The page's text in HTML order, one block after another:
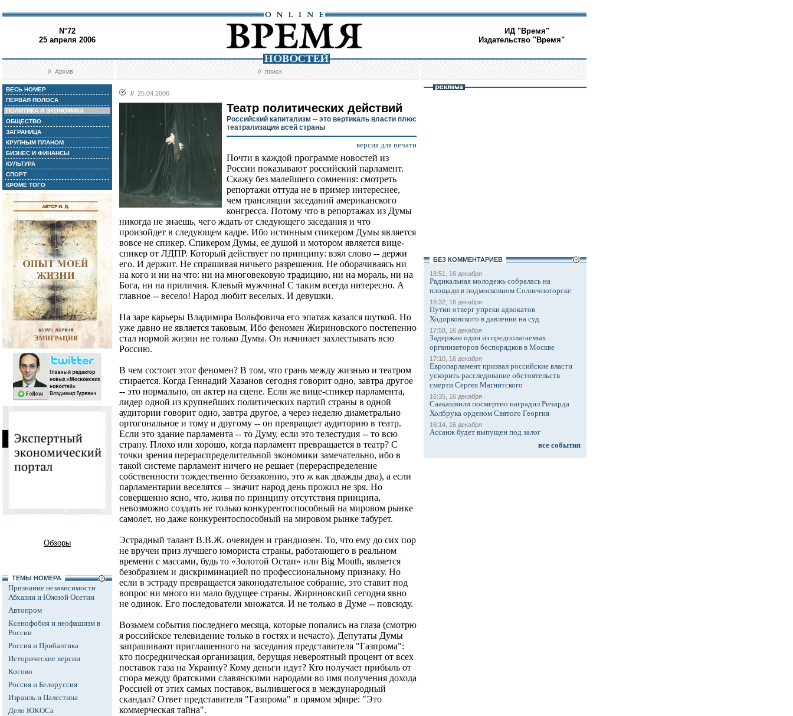
N°72
25 апреля 2006
ИД "Время"
Издательство "Время"
//Архив //поиск
ВЕСЬ НОМЕР
ПЕРВАЯ ПОЛОСА
ПОЛИТИКА И ЭКОНОМИКА
ОБЩЕСТВО
ЗАГРАНИЦА
КРУПНЫМ ПЛАНОМ
БИЗНЕС И ФИНАНСЫ
КУЛЬТУРА
СПОРТ
КРОМЕ ТОГО
Обзоры
ТЕМЫ НОМЕРА
Признание независимости
Абхазии и Южной Осетии
Автопром
Ксенофобия и неофашизм в
России
Россия и Прибалтика
Исторические версии
Косово
Россия и Белоруссия
Израиль и Палестина
Дело ЮКОСа
// 25.04.2006
Театр политических действий
Российский капитализм -- это вертикаль власти плюс
театрализация всей страны
версия для печати
Почти в каждой программе новостей из
России показывают российский парламент.
Скажу без малейшего сомнения: смотреть
репортажи оттуда не в пример интереснее,
чем трансляции заседаний американского
конгресса. Потому что в репортажах из Думы
никогда не знаешь, чего ждать от следующего заседания и что
произойдет в следующем кадре. Ибо истинным спикером Думы является
вовсе не спикер. Спикером Думы, ее душой и мотором является вице-
спикер от ЛДПР. Который действует по принципу: взял слово -- держи
его. И держит. Не спрашивая ничьего разрешения. Не оборачиваясь ни
на кого и ни на что: ни на многовековую традицию, ни на мораль, ни на
Бога, ни на приличия. Клевый мужчина! С таким всегда интересно. А
главное -- весело! Народ любит веселых. И девушки.
На заре карьеры Владимира Вольфовича его эпатаж казался шуткой. Но
уже давно не является таковым. Ибо феномен Жириновского постепенно
стал нормой жизни не только Думы. Он начинает захлестывать всю
Россию.
В чем состоит этот феномен? В том, что грань между жизнью и театром
стирается. Когда Геннадий Хазанов сегодня говорит одно, завтра другое
-- это нормально, он актер на сцене. Если же вице-спикер парламента,
лидер одной из крупнейших политических партий страны в одной
аудитории говорит одно, завтра другое, а через неделю диаметрально
ортогональное и тому и другому -- он превращает аудиторию в театр.
Если это здание парламента -- то Думу, если это телестудия -- то всю
страну. Плохо или хорошо, когда парламент превращается в театр? С
точки зрения перераспределительной экономики замечательно, ибо в
такой системе парламент ничего не решает (перераспределение
собственности тождественно беззаконию, это ж как дважды два), а если
парламентарии веселятся -- значит народ день прожил не зря. Но
совершенно ясно, что, живя по принципу отсутствия принципа,
невозможно создать не только конкурентоспособный на мировом рынке
самолет, но даже конкурентоспособный на мировом рынке табурет.
Эстрадный талант В.В.Ж. очевиден и грандиозен. То, что ему до сих пор
не вручен приз лучшего юмориста страны, работающего в реальном
времени с массами, будь то «Золотой Остап» или Big Mouth, является
безобразием и дискриминацией по профессиональному признаку. Но
если в эстраду превращается законодательное собрание, это ставит под
вопрос ни много ни мало будущее страны. Жириновский сегодня явно
не одинок. Его последователи множатся. И не только в Думе -- повсюду.
Возьмем события последнего месяца, которые попались на глаза (смотрю
я российское телевидение только в гостях и нечасто). Депутаты Думы
запрашивают приглашенного на заседания представителя "Газпрома":
кто посредническая организация, берущая невероятный процент от всех
поставок газа на Украину? Кому деньги идут? Кто получает прибыль от
спора между братскими славянскими народами во имя получения дохода
Россией от этих самых поставок, вылившегося в международный
скандал? Ответ представителя "Газпрома" в прямом эфире: "Это
коммерческая тайна".
БЕЗ КОМMЕНТАРИЕВ
18:51, 16 декабря
Радикальная молодежь собралась на
площади в подмосковном Солнечногорске
18:32, 16 декабря
Путин отверг упреки адвокатов
Ходорковского в давлении на суд
17:58, 16 декабря
Задержан один из предполагаемых
организаторов беспорядков в Москве
17:10, 16 декабря
Европарламент призвал российские власти
ускорить расследование обстоятельств
смерти Сергея Магнитского
16:35, 16 декабря
Саакашвили посмертно наградил Ричарда
Холбрука орденом Святого Георгия
16:14, 16 декабря
Ассанж будет выпущен под залог
все события